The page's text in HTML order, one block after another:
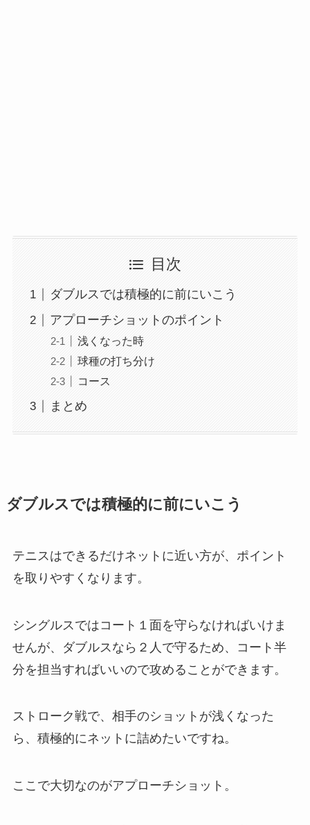
目次
ダブルスでは積極的に前にいこう
アプローチショットのポイント
浅くなった時
球種の打ち分け
コース
まとめ
ダブルスでは積極的に前にいこう
テニスはできるだけネットに近い方が、ポイント
を取りやすくなります。
シングルスではコート１面を守らなければいけま
せんが、ダブルスなら２人で守るため、コート半
分を担当すればいいので攻めることができます。
ストローク戦で、相手のショットが浅くなった
ら、積極的にネットに詰めたいですね。
ここで大切なのがアプローチショット。